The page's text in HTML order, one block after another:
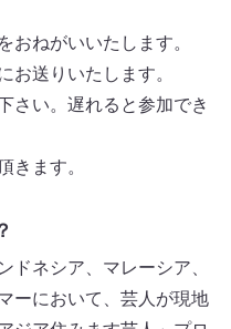
おねがいいたします。
お送りいたします。
さい。遅れると参加でき
きます。
ドネシア、マレーシア、
ーにおいて、芸人が現地